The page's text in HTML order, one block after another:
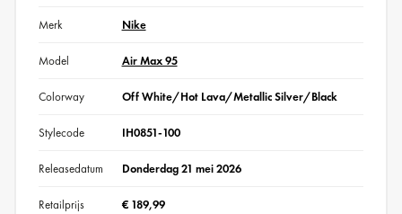
Merk Nike
Model Air Max 95
Colorway Off White/Hot Lava/Metallic Silver/Black
Stylecode IH0851-100
Releasedatum Donderdag 21 mei 2026
Retailprijs € 189,99